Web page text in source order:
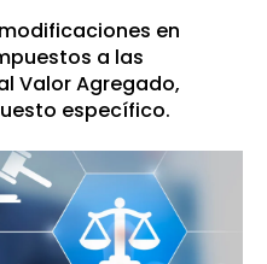
en
a las
Valor Agregado,
específico.